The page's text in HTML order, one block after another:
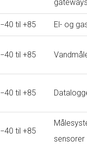
−40 til +85 El- og
−40 til +85
−40 til +85
−40 til +85
sensorer